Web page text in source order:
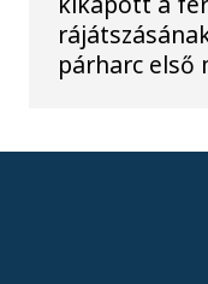
párharc első